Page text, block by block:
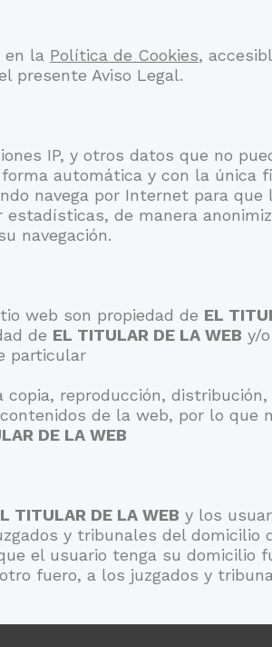
en la Política de Cookies,
presente Aviso Legal.
IP, y otros datos que no
automática y con la única
navega por Internet para que
de manera
navegación.
web son propiedad de EL
de EL TITULAR DE LA WEB y/
particular
reproducción, distribución,
de la web, por lo que
DE LA WEB
TITULAR DE LA WEB y los
y tribunales del domicilio
el usuario tenga su domicilio
fuero, a los juzgados y